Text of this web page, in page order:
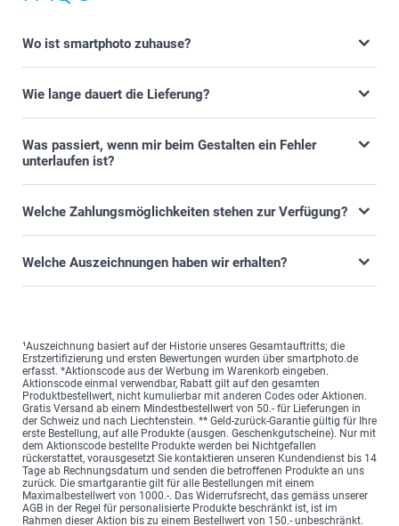
Wo ist smartphoto zuhause?
Wie lange dauert die Lieferung?
Was passiert, wenn mir beim Gestalten ein Fehler
unterlaufen ist?
Welche Zahlungsmöglichkeiten stehen zur Verfügung?
Welche Auszeichnungen haben wir erhalten?
¹Auszeichnung basiert auf der Historie unseres Gesamtauftritts; die
Erstzertifizierung und ersten Bewertungen wurden über smartphoto.de
erfasst. *Aktionscode aus der Werbung im Warenkorb eingeben.
Aktionscode einmal verwendbar, Rabatt gilt auf den gesamten
Produktbestellwert, nicht kumulierbar mit anderen Codes oder Aktionen.
Gratis Versand ab einem Mindestbestellwert von 50.- für Lieferungen in
der Schweiz und nach Liechtenstein. ** Geld-zurück-Garantie gültig für Ihre
erste Bestellung, auf alle Produkte (ausgen. Geschenkgutscheine). Nur mit
dem Aktionscode bestellte Produkte werden bei Nichtgefallen
rückerstattet, vorausgesetzt Sie kontaktieren unseren Kundendienst bis 14
Tage ab Rechnungsdatum und senden die betroffenen Produkte an uns
zurück. Die smartgarantie gilt für alle Bestellungen mit einem
Maximalbestellwert von 1000.-. Das Widerrufsrecht, das gemäss unserer
AGB in der Regel für personalisierte Produkte beschränkt ist, ist im
Rahmen dieser Aktion bis zu einem Bestellwert von 150.- unbeschränkt.